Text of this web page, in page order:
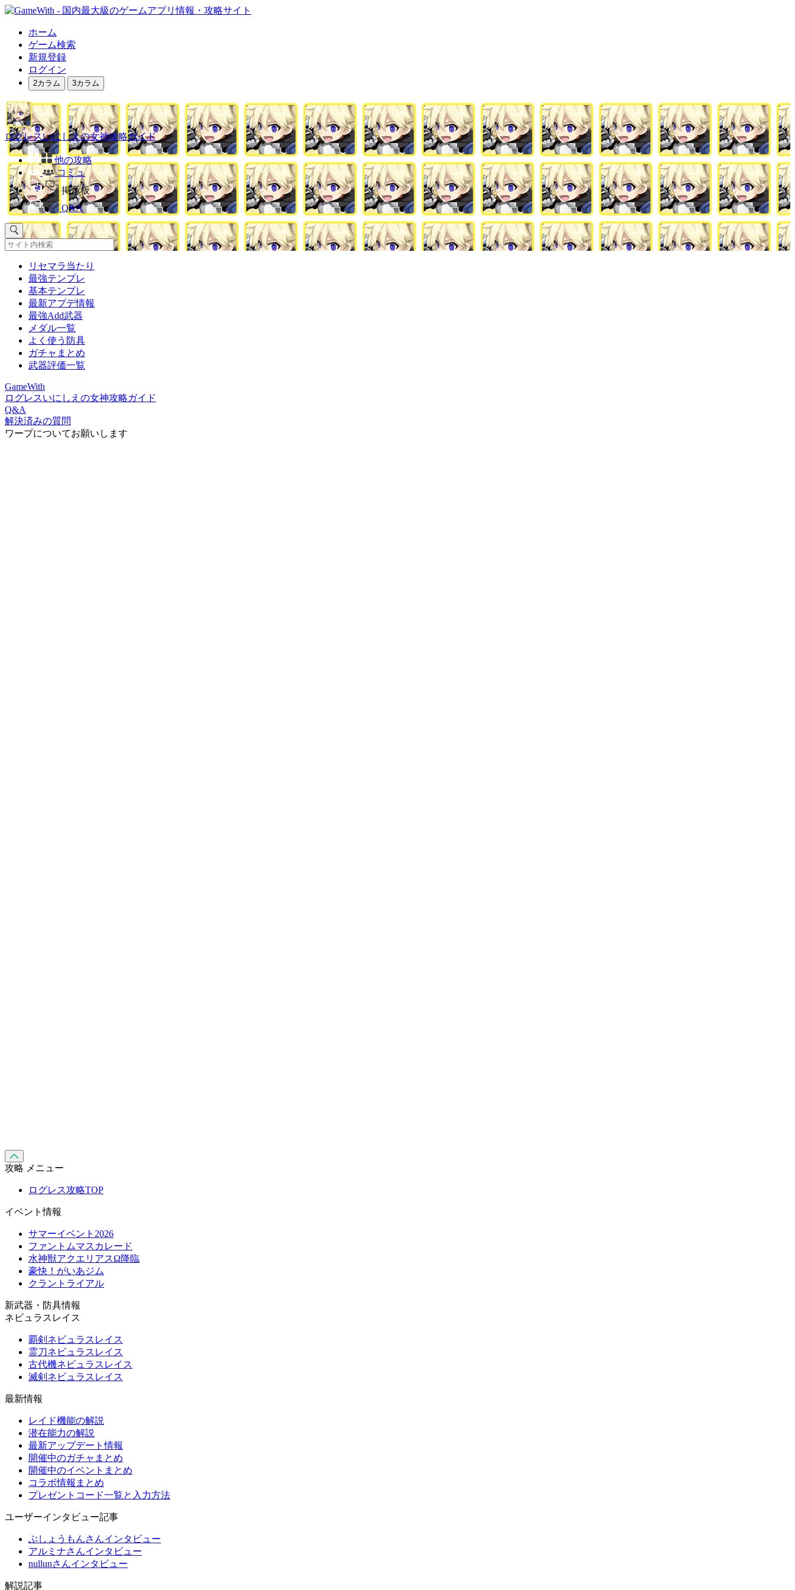
ホーム
ゲーム検索
新規登録
ログイン
2カラム 3カラム
ログレスいにしえの女神攻略ガイド
他の攻略
コミュ
掲示板
Q&A
リセマラ当たり
最強テンプレ
基本テンプレ
最新アプデ情報
最強Add武器
メダル一覧
よく使う防具
ガチャまとめ
武器評価一覧
GameWith
ログレスいにしえの女神攻略ガイド
Q&A
解決済みの質問
ワープについてお願いします
攻略 メニュー
ログレス攻略TOP
イベント情報
サマーイベント2026
ファントムマスカレード
水神獣アクエリアスΩ降臨
豪快！がいあジム
クラントライアル
新武器・防具情報
ネビュラスレイス
覇剣ネビュラスレイス
霊刀ネビュラスレイス
古代機ネビュラスレイス
滅剣ネビュラスレイス
最新情報
レイド機能の解説
潜在能力の解説
最新アップデート情報
開催中のガチャまとめ
開催中のイベントまとめ
コラボ情報まとめ
プレゼントコード一覧と入力方法
ユーザーインタビュー記事
ぶしょうもんさんインタビュー
アルミナさんインタビュー
nullunさんインタビュー
解説記事